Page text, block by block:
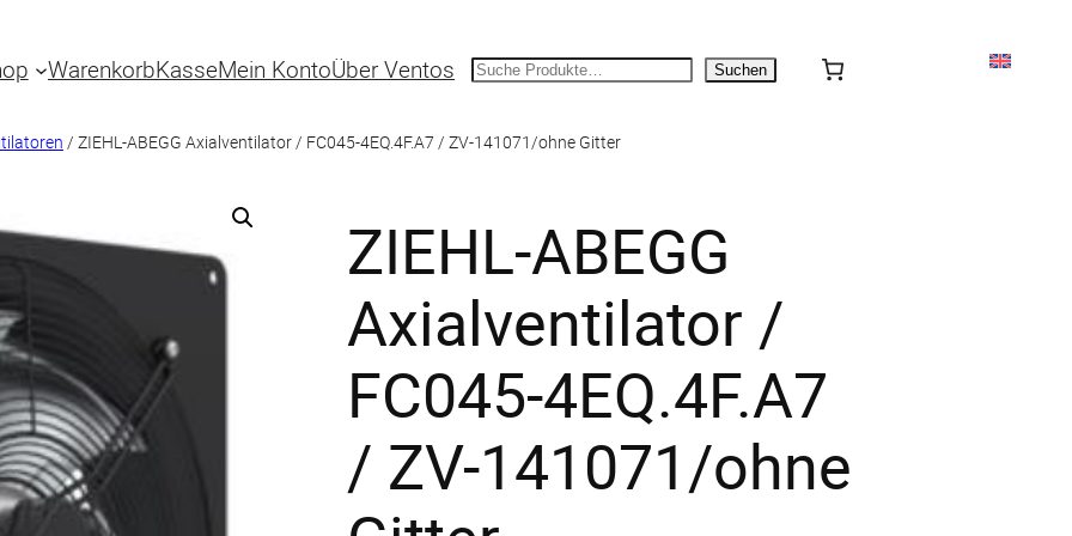
WarenkorbKasseMein KontoÜber Ventos Suchen Suchen
/ ZIEHL-ABEGG Axialventilator / FC045-4EQ.4F.A7 / ZV-141071/ohne Gitter
ZIEHL-ABEGG
Axialventilator /
FC045-4EQ.4F.A7
/ ZV-141071/ohne